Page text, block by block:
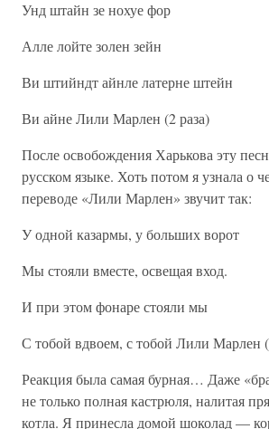
Унд штайн зе нохуе фор
Алле лойте золен зейн
Ви штийндт айнле латерне штейн
Ви айне Лили Марлен (2 раза)
После освобождения Харькова эту
русском языке. Хоть потом я узнала о
переводе «Лили Марлен» звучит так:
У одной казармы, у больших ворот
Мы стояли вместе, освещая вход.
И при этом фонаре стояли мы
С тобой вдвоем, с тобой Лили Марлен
Реакция была самая бурная… Даже
не только полная кастрюля, налитая
котла. Я принесла домой шоколад —